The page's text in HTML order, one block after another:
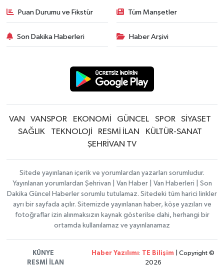
Puan Durumu ve Fikstür Tüm Manşetler
Son Dakika Haberleri Haber Arşivi
VAN VANSPOR EKONOMİ GÜNCEL SPOR
SİYASET
SAĞLIK
TEKNOLOJİ RESMİ İLAN
KÜLTÜR-SANAT
ŞEHRİVAN TV
Sitede yayınlanan içerik ve yorumlardan yazarları sorumludur.
Yayınlanan yorumlardan Şehrivan | Van Haber | Van Haberleri | Son
Dakika Güncel Haberler sorumlu tutulamaz. Sitedeki tüm harici linkler
ayrı bir sayfada açılır. Sitemizde yayınlanan haber, köşe yazıları ve
fotoğraflar izin alınmaksızın kaynak gösterilse dahi, herhangi bir
ortamda kullanılamaz ve yayınlanamaz
KÜNYE
RESMİ İLAN
Haber Yazılımı: TE Bilişim | Copyright ©
2026